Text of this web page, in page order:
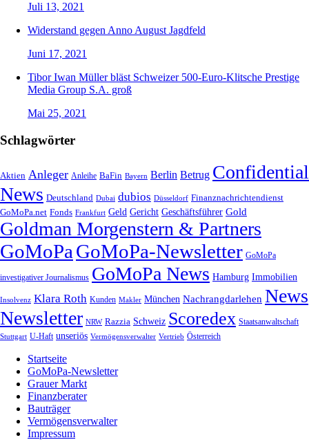
Juli 13, 2021
Widerstand gegen Anno August Jagdfeld
Juni 17, 2021
Tibor Iwan Müller bläst Schweizer 500-Euro-Klitsche Prestige
Media Group S.A. groß
Mai 25, 2021
Schlagwörter
Aktien Anleger Anleihe BaFin Bayern Berlin Betrug Confidential
News Deutschland Dubai dubios Düsseldorf Finanznachrichtendienst
GoMoPa.net Fonds Frankfurt Geld Gericht Geschäftsführer Gold
Goldman Morgenstern & Partners
GoMoPa GoMoPa-Newsletter GoMoPa
investigativer Journalismus GoMoPa News Hamburg Immobilien
Insolvenz Klara Roth Kunden Makler München Nachrangdarlehen News
Newsletter NRW Razzia Schweiz Scoredex Staatsanwaltschaft
Stuttgart U-Haft unseriös Vermögensverwalter Vertrieb Österreich
Startseite
GoMoPa-Newsletter
Grauer Markt
Finanzberater
Bauträger
Vermögensverwalter
Impressum